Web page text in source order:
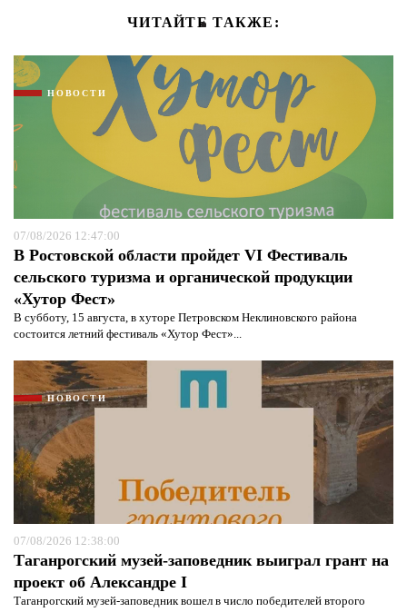
ЧИТАЙТЕ ТАКЖЕ:
НОВОСТИ
07/08/2026 12:47:00
В Ростовской области пройдет VI Фестиваль
сельского туризма и органической продукции
«Хутор Фест»
В субботу, 15 августа, в хуторе Петровском Неклиновского района
состоится летний фестиваль «Хутор Фест»...
НОВОСТИ
07/08/2026 12:38:00
Таганрогский музей-заповедник выиграл грант на
проект об Александре I
Таганрогский музей-заповедник вошел в число победителей второго